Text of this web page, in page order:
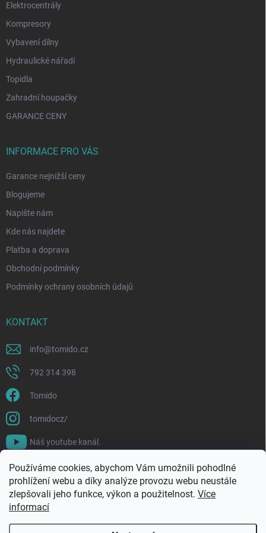
Používáme cookies, abychom Vám umožnili pohodlné
prohlížení webu a díky analýze provozu webu neustále
zlepšovali jeho funkce, výkon a použitelnost. Více
informací
Elektrocentrály
Kompresory
Vybavení dílny
Hydraulické nářadí
Topidla
Zahradní houpačky
GARANCE CENY
INFORMACE PRO VÁS
Garance nejnižší ceny
Blogujeme
Napište nám
Kde nás najdete
Platba a doprava
Obchodní podmínky
Podmínky ochrany osobních údajů
KONTAKT
info@tomido.cz
792 314 398
Tomido
tomidocz/
Náš youtube kanál.